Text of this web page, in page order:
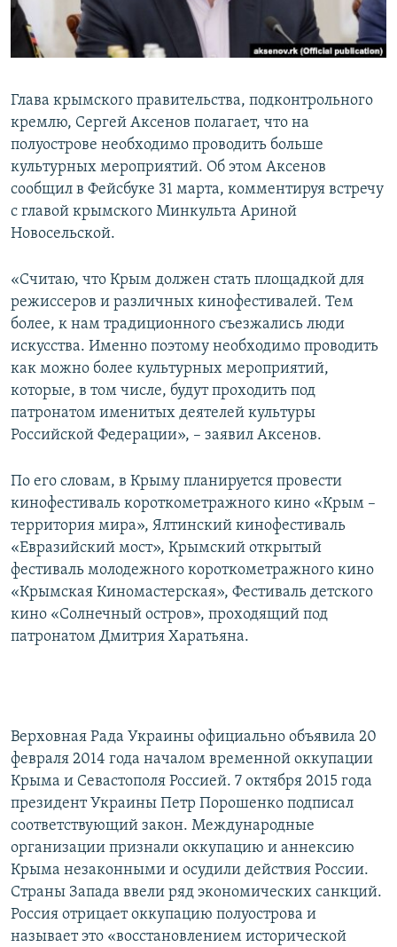
ПОБЕДИТЕЛЕЙ НЕ СУДЯТ?
КРЫМ.НЕПОКОРЕННЫЙ
УКРАИНСКАЯ ПРОБЛЕМА КРЫМА
ПРИСОЕДИНЯЙТЕСЬ!
Все сайты RFE/RL
Глава крымского правительства, подконтрольного
кремлю, Сергей Аксенов полагает, что на
полуострове необходимо проводить больше
культурных мероприятий. Об этом Аксенов
сообщил в Фейсбуке 31 марта, комментируя встречу
с главой крымского Минкульта Ариной
Новосельской.
«Считаю, что Крым должен стать площадкой для
режиссеров и различных кинофестивалей. Тем
более, к нам традиционного съезжались люди
искусства. Именно поэтому необходимо проводить
как можно более культурных мероприятий,
которые, в том числе, будут проходить под
патронатом именитых деятелей культуры
Российской Федерации», – заявил Аксенов.
По его словам, в Крыму планируется провести
кинофестиваль короткометражного кино «Крым –
территория мира», Ялтинский кинофестиваль
«Евразийский мост», Крымский открытый
фестиваль молодежного короткометражного кино
«Крымская Киномастерская», Фестиваль детского
кино «Солнечный остров», проходящий под
патронатом Дмитрия Харатьяна.
Верховная Рада Украины официально объявила 20
февраля 2014 года началом временной оккупации
Крыма и Севастополя Россией. 7 октября 2015 года
президент Украины Петр Порошенко подписал
соответствующий закон. Международные
организации признали оккупацию и аннексию
Крыма незаконными и осудили действия России.
Страны Запада ввели ряд экономических санкций.
Россия отрицает оккупацию полуострова и
называет это «восстановлением исторической